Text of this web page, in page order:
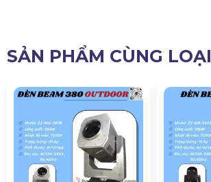
SẢN PHẨM CÙNG LOẠI